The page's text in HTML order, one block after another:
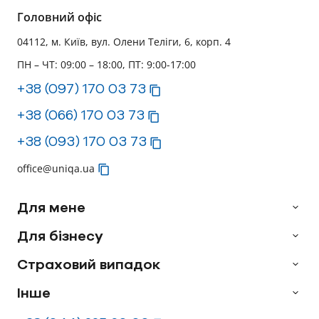
Головний офіс
04112, м. Київ, вул. Олени Теліги, 6, корп. 4
ПН – ЧТ: 09:00 – 18:00, ПТ: 9:00-17:00
+38 (097) 170 03 73
+38 (066) 170 03 73
+38 (093) 170 03 73
office@uniqa.ua
Для мене
Для бізнесу
Страховий випадок
Інше